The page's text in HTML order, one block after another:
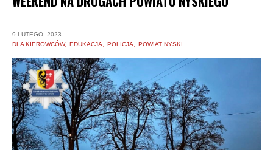
9 LUTEGO, 2023
DLA KIEROWCÓW
EDUKACJA POLICJA POWIAT NYSKI